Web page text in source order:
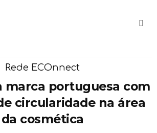
Rede ECOnnect
marca portuguesa com
circularidade na área
da cosmética